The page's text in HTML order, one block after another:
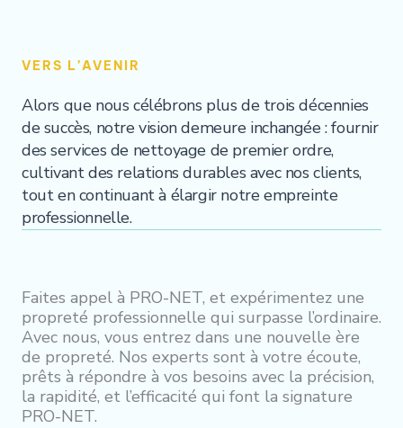
VERS L’AVENIR
Alors que nous célébrons plus de trois décennies
de succès, notre vision demeure inchangée : fournir
des services de nettoyage de premier ordre,
cultivant des relations durables avec nos clients,
tout en continuant à élargir notre empreinte
professionnelle.
Faites appel à PRO-NET, et expérimentez une
propreté professionnelle qui surpasse l’ordinaire.
Avec nous, vous entrez dans une nouvelle ère
de propreté. Nos experts sont à votre écoute,
prêts à répondre à vos besoins avec la précision,
la rapidité, et l’efficacité qui font la signature
PRO-NET.